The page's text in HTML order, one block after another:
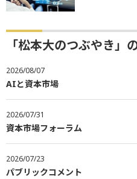
「松本大のつぶやき」
2026/08/07
AIと資本市場
2026/07/31
資本市場フォーラム
2026/07/23
パブリックコメント